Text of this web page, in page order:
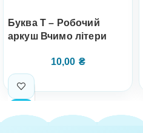
Буква Т – Робочий
аркуш Вчимо літери
10,00 ₴